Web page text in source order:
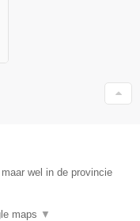
wel in de provincie
maps ▼